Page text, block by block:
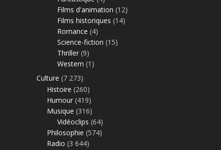
Films d'animation (12)
Films historiques (14)
Romance (4)
Science-fiction (15)
Thriller (9)
Western (1)
Culture (7 273)
Histoire (260)
Humour (419)
Musique (316)
Vidéoclips (64)
Philosophie (574)
Radio (3 644)